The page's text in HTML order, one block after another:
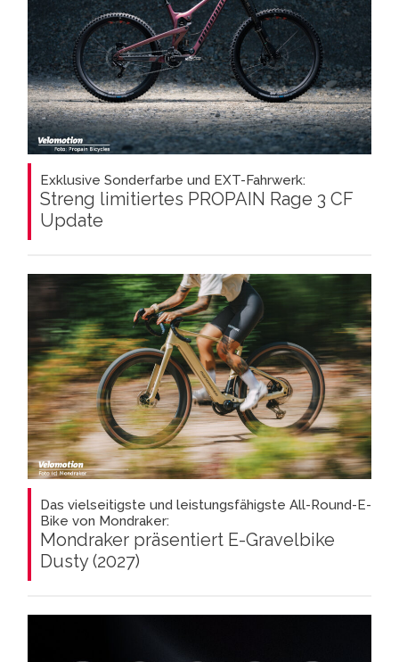
Exklusive Sonderfarbe und EXT-Fahrwerk:
Streng limitiertes PROPAIN Rage 3 CF
Update
Das vielseitigste und leistungsfähigste All-Round-E-
Bike von Mondraker:
Mondraker präsentiert E-Gravelbike
Dusty (2027)